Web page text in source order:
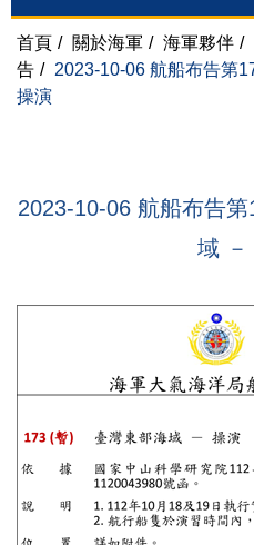
首頁 / 關於海軍 / 海軍夥伴 /
告 / 2023-10-06 航船布告第
操演
2023-10-06 航船布告
域 －